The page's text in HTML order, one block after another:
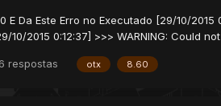
E Da Este Erro no Executado [29/10/
2015 0:12:37] >>> WARNING: Could
6 respostas otx 8.60